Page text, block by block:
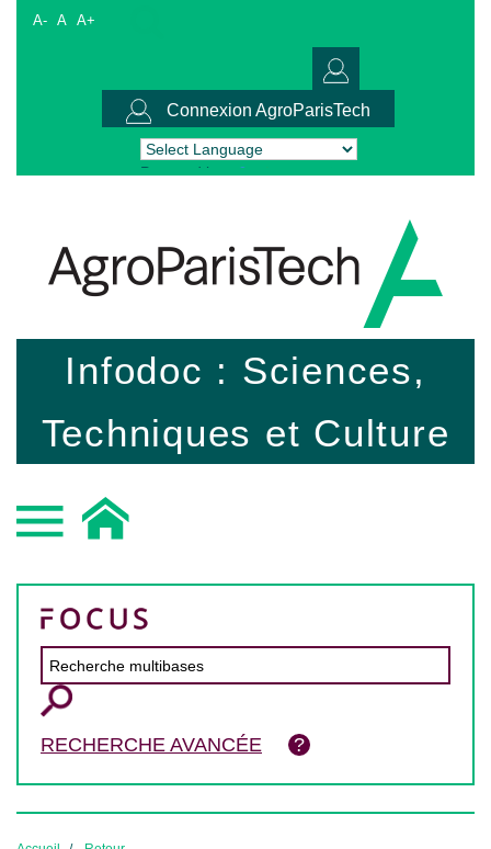
A- A A+
Connexion AgroParisTech
Powered by Translate
Infodoc : Sciences,
Techniques et Culture
RECHERCHE AVANCÉE